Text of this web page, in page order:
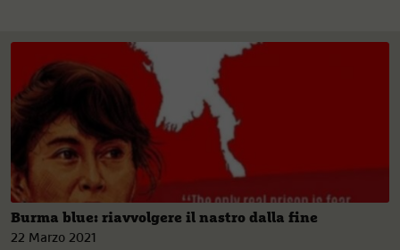
Burma blue: riavvolgere il nastro dalla fine
22 Marzo 2021